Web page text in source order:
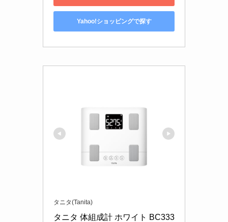
Yahoo!ショッピングで探す
タニタ(Tanita)
タニタ 体組成計 ホワイト BC333